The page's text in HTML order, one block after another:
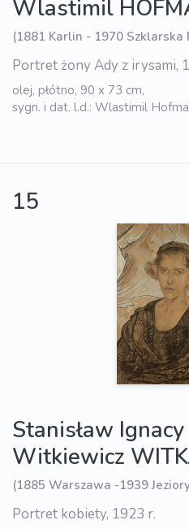
Wlastimil
(1881 Karlin - 1970 Szklarska
Portret żony Ady z irysami,
olej, płótno, 90 x 73 cm,
sygn. i dat. l.d.: Wlastimil
15
Stanisław Ignacy
Witkiewicz
(1885 Warszawa -1939
Portret kobiety, 1923 r.